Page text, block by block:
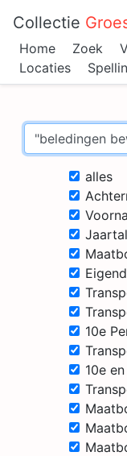
Collectie
Home Zoek
Locaties
alles
10e
10e